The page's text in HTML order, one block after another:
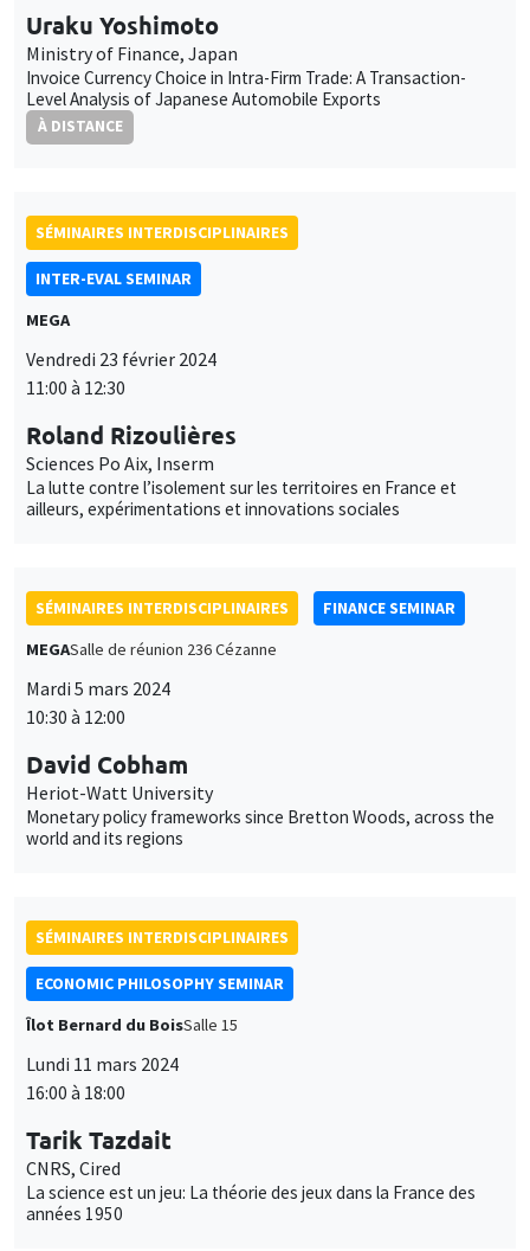
SÉMINAIRES INTERDISCIPLINAIRES
MEGASalle de réunion 236 Cézanne
Mardi 5 mars 2024
10:30 à 12:00
Heriot-Watt University
Monetary policy frameworks since Bretton Woods, across the
world and its regions
SÉMINAIRES INTERDISCIPLINAIRES
Îlot Bernard du BoisSalle 15
Lundi 11 mars 2024
16:00 à 18:00
CNRS, Cired
La science est un jeu: La théorie des jeux dans la France des
ECONOMIC PHILOSOPHY SEMINAR
Îlot Bernard du BoisSalle 16
Wolfram Schultz*, Michiru Nagatsu**
Université de Cambridge, RU*, Université de Helsinki, FI**
Neuronal reward processing: from prediction error to multi-
component choice options*
FRENCH-JAPANESE WEBINAR
Vendredi 29 mars 2024